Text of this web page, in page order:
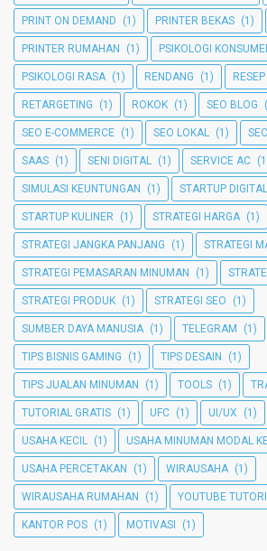
PRINT ON DEMAND (1) PRINTER BEKAS (1)
PRINTER RUMAHAN (1) PSIKOLOGI
PSIKOLOGI RASA (1) RENDANG (1)
RETARGETING (1) ROKOK (1) SEO BLOG
SEO E-COMMERCE (1) SEO LOKAL (1)
SAAS (1) SENI DIGITAL (1) SERVICE AC
SIMULASI KEUNTUNGAN (1) STARTUP DIGITAL
STARTUP KULINER (1) STRATEGI HARGA (1)
STRATEGI JANGKA PANJANG (1) STRATEGI
STRATEGI PEMASARAN MINUMAN (1)
STRATEGI PRODUK (1) STRATEGI SEO (1)
SUMBER DAYA MANUSIA (1) TELEGRAM (1)
TIPS BISNIS GAMING (1) TIPS DESAIN (1)
TIPS JUALAN MINUMAN (1) TOOLS (1)
TUTORIAL GRATIS (1) UFC (1) UI/UX (1)
USAHA KECIL (1) USAHA MINUMAN MODAL
USAHA PERCETAKAN (1) WIRAUSAHA (1)
WIRAUSAHA RUMAHAN (1) YOUTUBE
KANTOR POS (1) MOTIVASI (1)